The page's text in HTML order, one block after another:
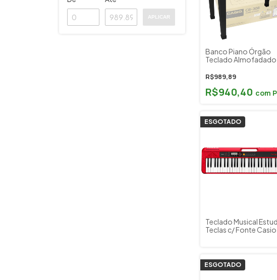
APLICAR
Banco Piano Órgão
Teclado Almofadado
R$989,89
R$940,40 com
ESGOTADO
Teclado Musical
Teclas c/ Fonte Casio
ESGOTADO